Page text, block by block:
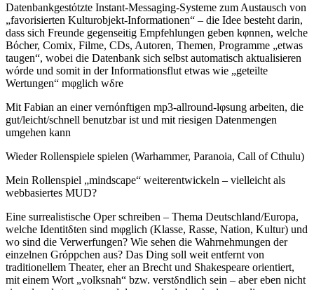
Datenbankgestόtzte Instant-Messaging-Systeme zum Austausch von
„favorisierten Kulturobjekt-Informationen“ – die Idee besteht darin,
dass sich Freunde gegenseitig Empfehlungen geben kφnnen, welche
Bόcher, Comix, Filme, CDs, Autoren, Themen, Programme „etwas
taugen“, wobei die Datenbank sich selbst automatisch aktualisieren
wόrde und somit in der Informationsflut etwas wie „geteilte
Wertungen“ mφglich wδre
Mit Fabian an einer vernόnftigen mp3-allround-lφsung arbeiten, die
gut/leicht/schnell benutzbar ist und mit riesigen Datenmengen
umgehen kann
Wieder Rollenspiele spielen (Warhammer, Paranoia, Call of Cthulu)
Mein Rollenspiel „mindscape“ weiterentwickeln – vielleicht als
webbasiertes MUD?
Eine surrealistische Oper schreiben – Thema Deutschland/Europa,
welche Identitδten sind mφglich (Klasse, Rasse, Nation, Kultur) und
wo sind die Verwerfungen? Wie sehen die Wahrnehmungen der
einzelnen Grόppchen aus? Das Ding soll weit entfernt von
traditionellem Theater, eher an Brecht und Shakespeare orientiert,
mit einem Wort „volksnah“ bzw. verstδndlich sein – aber eben nicht